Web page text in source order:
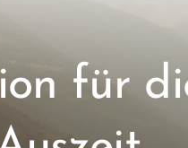
für